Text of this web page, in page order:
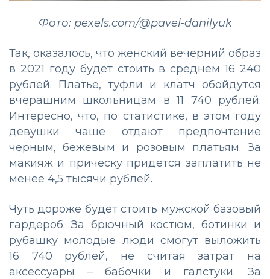
Фото: pexels.com/@pavel-danilyuk
Так, оказалось, что женский вечерний образ
в 2021 году будет стоить в среднем 16 240
рублей. Платье, туфли и клатч обойдутся
вчерашним школьницам в 11 740 рублей.
Интересно, что, по статистике, в этом году
девушки чаще отдают предпочтение
черным, бежевым и розовым платьям. За
макияж и прическу придется заплатить не
менее 4,5 тысячи рублей.
Чуть дороже будет стоить мужской базовый
гардероб. За брючный костюм, ботинки и
рубашку молодые люди смогут выложить
16 740 рублей, не считая затрат на
аксессуары – бабочки и галстуки. За